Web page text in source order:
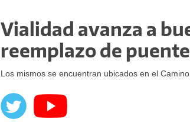
Vialidad avanza a
reemplazo de
Los mismos se encuentran ubicados en el